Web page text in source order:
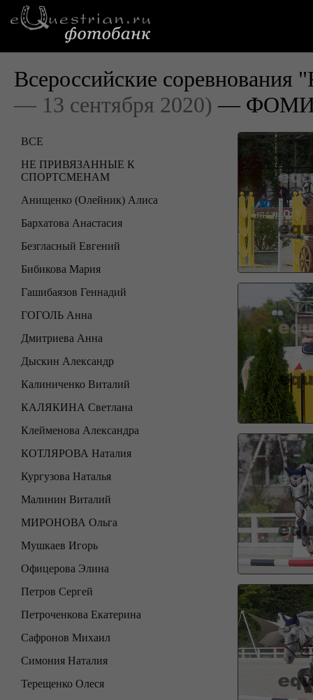
Всероссийские
— 13 сентября 2020) —
ВСЕ
НЕ ПРИВЯЗАННЫЕ К
СПОРТСМЕНАМ
Анищенко (Олейник) Алиса
Бархатова Анастасия
Безгласный Евгений
Бибикова Мария
Гашибаязов Геннадий
ГОГОЛЬ Анна
Дмитриева Анна
Дыскин Александр
Калиниченко Виталий
КАЛЯКИНА Светлана
Клейменова Александра
КОТЛЯРОВА Наталия
Кургузова Наталья
Малинин Виталий
МИРОНОВА Ольга
Мушкаев Игорь
Офицерова Элина
Петров Сергей
Петроченкова Екатерина
Сафронов Михаил
Симония Наталия
Терещенко Олеся